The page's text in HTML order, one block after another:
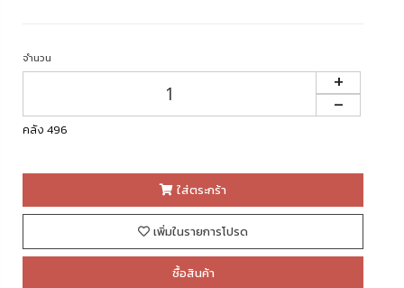
จำนวน
+
-
คลัง 496
ใส่ตระกร้า
เพิ่มในรายการโปรด
ซื้อสินค้า